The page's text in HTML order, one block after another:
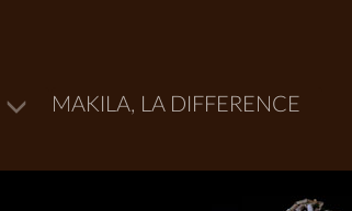
MAKILA, LA DIFFERENCE